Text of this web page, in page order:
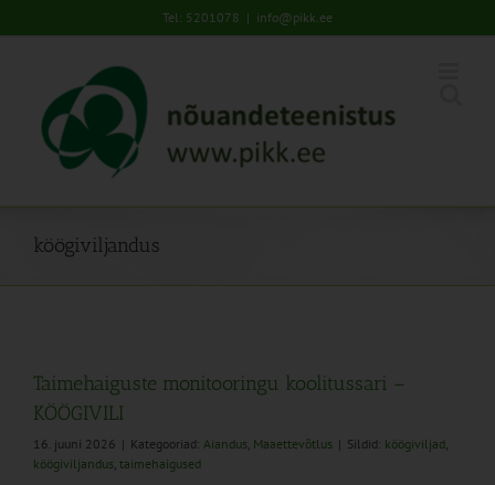
to
Tel: 5201078 | info@pikk.ee
köögiviljandus
Taimehaiguste monitooringu koolitussari –
KÖÖGIVILI
16. juuni 2026 | Kategooriad: Aiandus, Maaettevõtlus | Sildid: köögiviljad,
köögiviljandus, taimehaigused